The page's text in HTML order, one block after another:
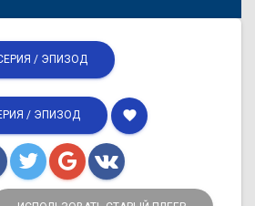
/ ЭПИЗОД
/ ЭПИЗОД favorite